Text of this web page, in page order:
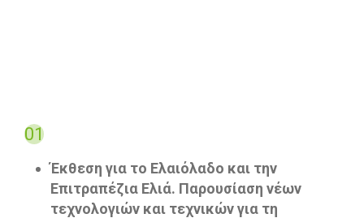
01
Έκθεση για το Ελαιόλαδο και την
Επιτραπέζια Ελιά. Παρουσίαση νέων
τεχνολογιών και τεχνικών για τη